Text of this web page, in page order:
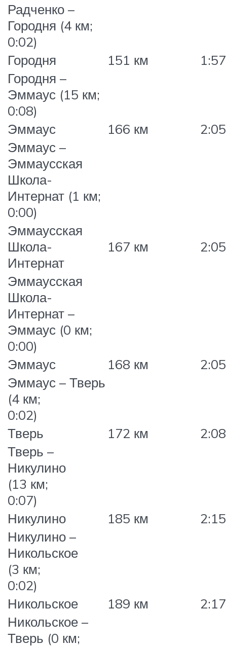
Радченко –
Городня (4 км;
0:02)
Городня
151 км
1:57
Городня –
Эммаус (15 км;
0:08)
Эммаус
166 км
2:05
Эммаус –
Эммаусская
Школа-
Интернат (1 км;
0:00)
Эммаусская
Школа-
Интернат
167 км 2:05
Эммаусская
Школа-
Интернат –
Эммаус (0 км;
0:00)
Эммаус
168 км
2:05
Эммаус – Тверь
(4 км;
0:02)
Тверь
172 км
2:08
Тверь –
Никулино
(13 км;
0:07)
Никулино
185 км
2:15
Никулино –
Никольское
(3 км;
0:02)
Никольское
189 км
2:17
Никольское –
Тверь (0 км;